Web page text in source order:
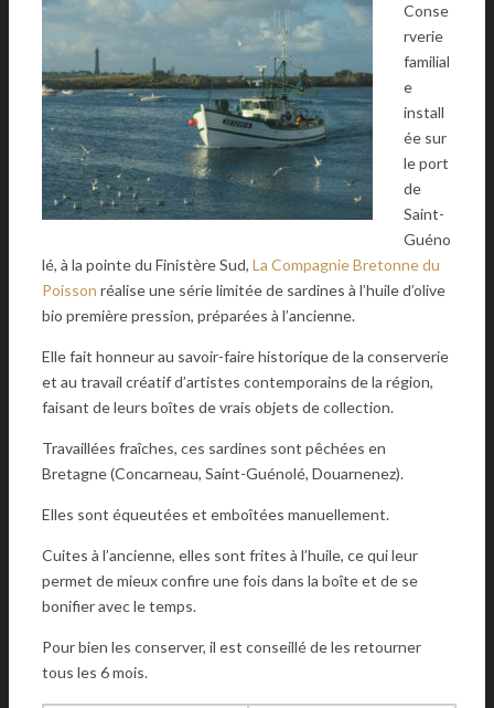
Conse
rverie
familial
e
install
ée sur
le port
de
Saint-
Guéno
lé, à la pointe du Finistère Sud, La Compagnie Bretonne du
Poisson réalise une série limitée de sardines à l’huile d’olive
bio première pression, préparées à l’ancienne.
Elle fait honneur au savoir-faire historique de la conserverie
et au travail créatif d’artistes contemporains de la région,
faisant de leurs boîtes de vrais objets de collection.
Travaillées fraîches, ces sardines sont pêchées en
Bretagne (Concarneau, Saint-Guénolé, Douarnenez).
Elles sont équeutées et emboîtées manuellement.
Cuites à l’ancienne, elles sont frites à l’huile, ce qui leur
permet de mieux confire une fois dans la boîte et de se
bonifier avec le temps.
Pour bien les conserver, il est conseillé de les retourner
tous les 6 mois.